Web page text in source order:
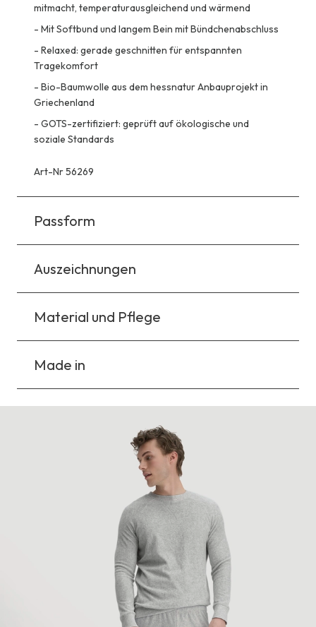
mitmacht, temperaturausgleichend und wärmend
- Mit Softbund und langem Bein mit Bündchenabschluss
- Relaxed: gerade geschnitten für entspannten
Tragekomfort
- Bio-Baumwolle aus dem hessnatur Anbauprojekt in
Griechenland
- GOTS-zertifiziert: geprüft auf ökologische und
soziale Standards
Art-Nr 56269
Passform
Auszeichnungen
Material und Pflege
Made in